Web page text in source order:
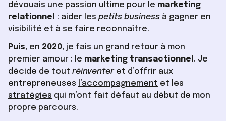
dévouais une passion ultime pour le marketing
relationnel
: aider les petits business à gagner en
visibilité et à se faire reconnaître.
Puis, en 2020, je fais un grand retour à mon
premier amour : le marketing transactionnel . Je
décide de tout réinventeret d’offrir aux
entrepreneuses l’accompagnement et les
stratégies qui m’ont fait défaut au début de mon
propre parcours.